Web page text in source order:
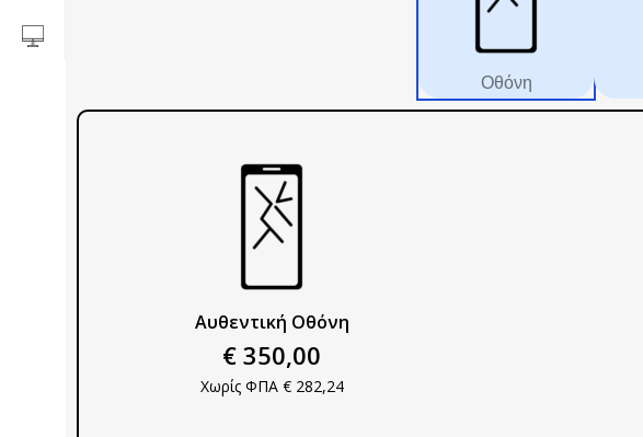
Οθόνη
Αυθεντική Οθόνη
€ 350,00
Χωρίς ΦΠΑ € 282,24